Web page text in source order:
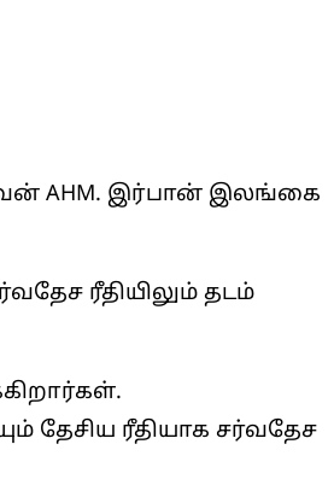
AHM. இர்பான் இலங்கை
ரீதியிலும் தடம்
தேசிய ரீதியாக சர்வதேச